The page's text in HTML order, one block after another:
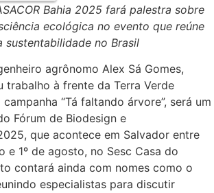
Bahia 2025 fará palestra sobre
ecológica no evento que reúne
sustentabilidade no Brasil
agrônomo Alex Sá Gomes,
trabalho à frente da Terra Verde
“Tá faltando árvore”, será um
Fórum de Biodesign e
que acontece em Salvador entre
e 1º de agosto, no Sesc Casa do
contará ainda com nomes como o
especialistas para discutir